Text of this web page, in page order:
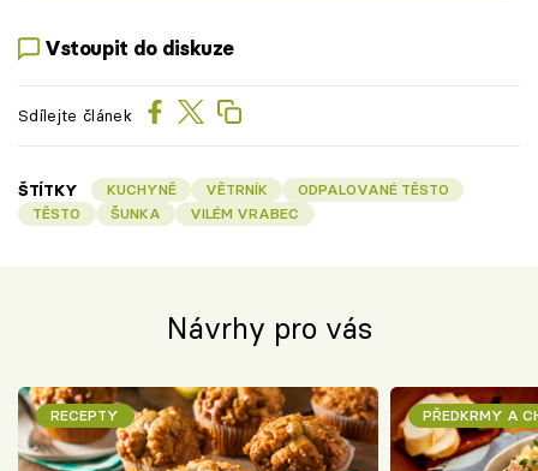
Vstoupit do diskuze
Sdílejte článek
ŠTÍTKY KUCHYNĚ VĚTRNÍK
ODPALOVANÉ TĚSTO
TĚSTO
ŠUNKA VILÉM VRABEC
Návrhy pro vás
RECEPTY PŘEDKRMY A